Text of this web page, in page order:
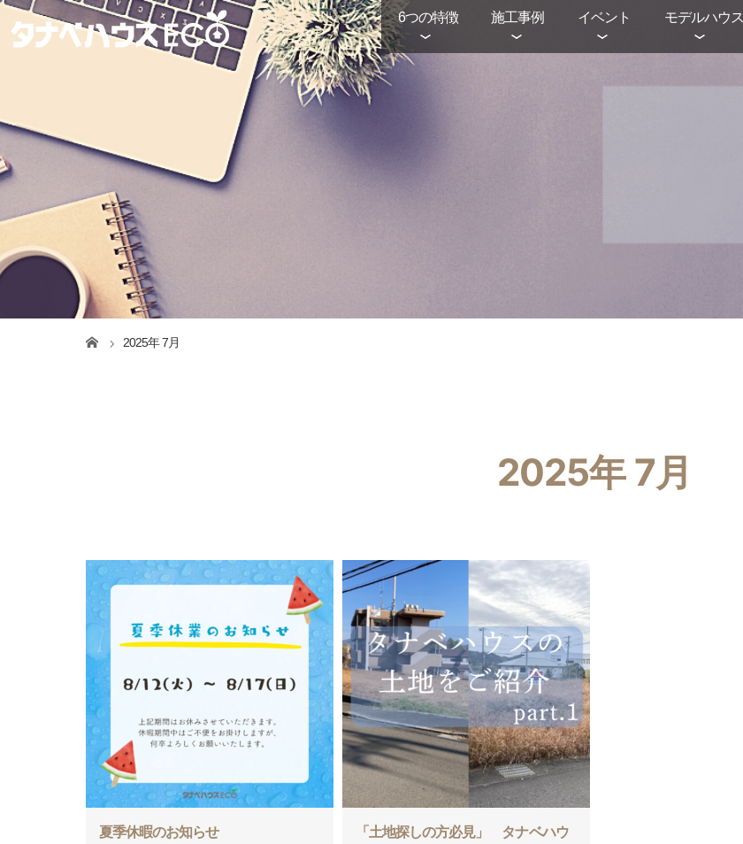
6つの特徴 施工事例 イベント モデルハウス
2025年 7月
2025年 7月
夏季休暇のお知らせ
「土地探しの方必見」 タナベハウ